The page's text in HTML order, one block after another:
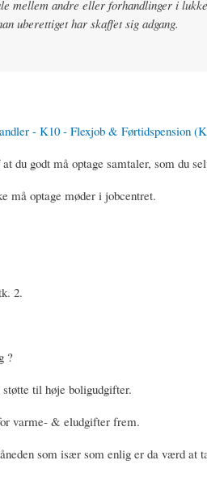
mellem andre eller forhandlinger i
uberettiget har skaffet sig adgang.
- K10 - Flexjob & Førtidspension
du godt må optage samtaler, som du
må optage møder i jobcentret.
2.
?
til høje boligudgifter.
varme- & eludgifter frem.
som især som enlig er da værd at